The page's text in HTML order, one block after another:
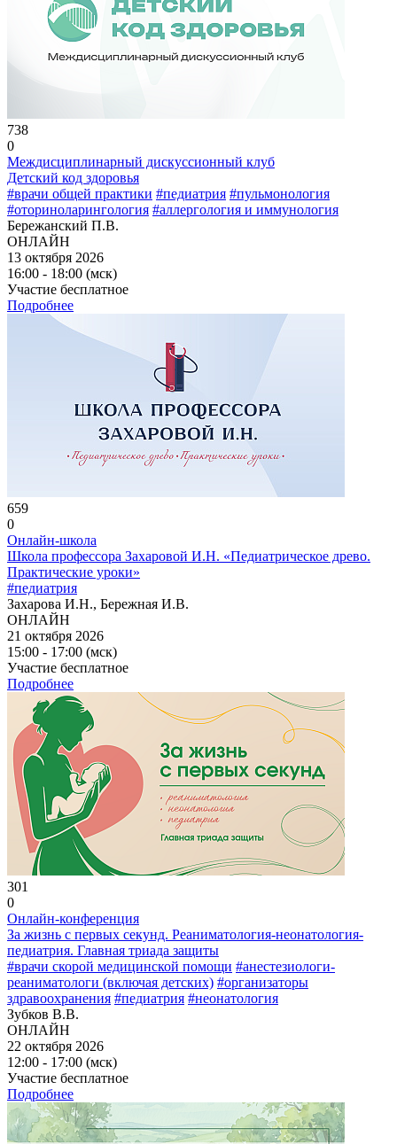
738
0
Междисциплинарный дискуссионный клуб
Детский код здоровья
#врачи общей практики #педиатрия #пульмонология
#оториноларингология #аллергология и иммунология
Бережанский П.В.
ОНЛАЙН
13 октября 2026
16:00 - 18:00 (мск)
Участие бесплатное
Подробнее
659
0
Онлайн-школа
Школа профессора Захаровой И.Н. «Педиатрическое древо.
Практические уроки»
#педиатрия
Захарова И.Н., Бережная И.В.
ОНЛАЙН
21 октября 2026
15:00 - 17:00 (мск)
Участие бесплатное
Подробнее
301
0
Онлайн-конференция
За жизнь с первых секунд. Реаниматология-неонатология-
педиатрия. Главная триада защиты
#врачи скорой медицинской помощи #анестезиологи-
реаниматологи (включая детских) #организаторы
здравоохранения #педиатрия #неонатология
Зубков В.В.
ОНЛАЙН
22 октября 2026
12:00 - 17:00 (мск)
Участие бесплатное
Подробнее